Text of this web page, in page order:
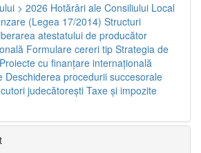
> 2026 Hotărâri ale Consiliului Local
(Legea 17/2014) Structuri
atestatului de producător
Formulare cereri tip Strategia de
Proiecte cu finanţare internaţională
Deschiderea procedurii succesorale
judecătorești Taxe şi impozite